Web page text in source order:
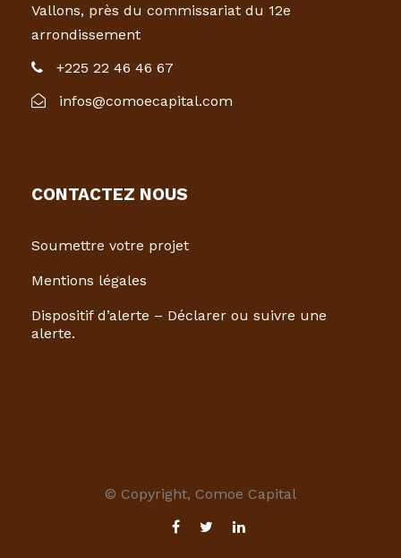
Vallons, près du commissariat du 12e
arrondissement
+225 22 46 46 67
infos@comoecapital.com
CONTACTEZ NOUS
Soumettre votre projet
Mentions légales
Dispositif d’alerte – Déclarer ou suivre une
alerte.
© Copyright, Comoe Capital